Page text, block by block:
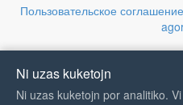
Пользовательское соглашение
Ni uzas kuketojn
Ni uzas kuketojn por analitiko.